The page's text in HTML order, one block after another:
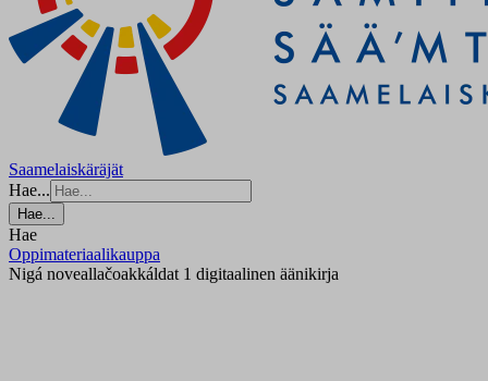
Saamelaiskäräjät
Hae...
Hae...
Hae
Oppimateriaalikauppa
Nigá noveallačoakkáldat 1 digitaalinen äänikirja